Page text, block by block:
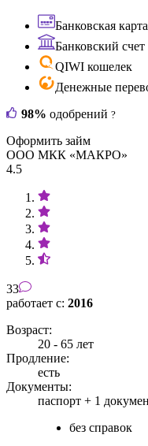
Банковская карта
Банковский счет
QIWI кошелек
Денежные
98% одобрений ?
Оформить займ
ООО МКК «МАКРО»
4.5
33
работает с: 2016
Возраст:
20 - 65 лет
Продление:
есть
Документы:
паспорт + 1
без справок